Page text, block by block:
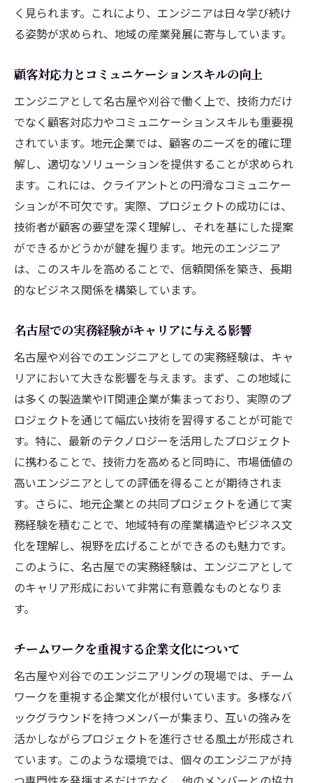
く見られます。これにより、エンジニアは日々学び続け
る姿勢が求められ、地域の産業発展に寄与しています。
顧客対応力とコミュニケーションスキルの向上
エンジニアとして名古屋や刈谷で働く上で、技術力だけ
でなく顧客対応力やコミュニケーションスキルも重要視
されています。地元企業では、顧客のニーズを的確に理
解し、適切なソリューションを提供することが求められ
ます。これには、クライアントとの円滑なコミュニケー
ションが不可欠です。実際、プロジェクトの成功には、
技術者が顧客の要望を深く理解し、それを基にした提案
ができるかどうかが鍵を握ります。地元のエンジニア
は、このスキルを高めることで、信頼関係を築き、長期
的なビジネス関係を構築しています。
名古屋での実務経験がキャリアに与える影響
名古屋や刈谷でのエンジニアとしての実務経験は、キャ
リアにおいて大きな影響を与えます。まず、この地域に
は多くの製造業やIT関連企業が集まっており、実際のプ
ロジェクトを通じて幅広い技術を習得することが可能で
す。特に、最新のテクノロジーを活用したプロジェクト
に携わることで、技術力を高めると同時に、市場価値の
高いエンジニアとしての評価を得ることが期待されま
す。さらに、地元企業との共同プロジェクトを通じて実
務経験を積むことで、地域特有の産業構造やビジネス文
化を理解し、視野を広げることができるのも魅力です。
このように、名古屋での実務経験は、エンジニアとして
のキャリア形成において非常に有意義なものとなりま
す。
チームワークを重視する企業文化について
名古屋や刈谷でのエンジニアリングの現場では、チーム
ワークを重視する企業文化が根付いています。多様なバ
ックグラウンドを持つメンバーが集まり、互いの強みを
活かしながらプロジェクトを進行させる風土が形成され
ています。このような環境では、個々のエンジニアが持